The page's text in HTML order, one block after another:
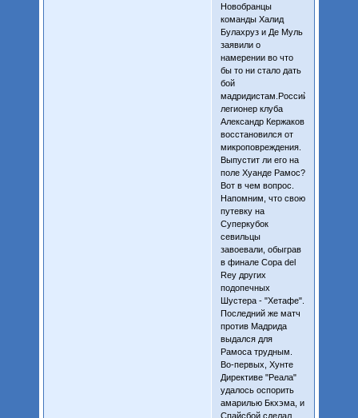
Новобранцы
команды Халид
Булахруз и Де Муль
заявили о
намерении во что
бы то ни стало дать
бой
мадридистам.Российский
легионер клуба
Александр Кержаков
восстановился от
микроповреждения.
Выпустит ли его на
поле Хуанде Рамос?
Вот в чем вопрос.
Напомним, что свою
путевку на
Суперкубок
севильцы
завоевали, обыграв
в финале Copa del
Rey других
подопечных
Шустера - "Хетафе".
Последний же матч
против Мадрида
выдался для
Рамоса трудным.
Во-первых, Хунте
Директиве "Реала"
удалось оспорить
амарилью Бкхэма, и
Спайсбой сделал